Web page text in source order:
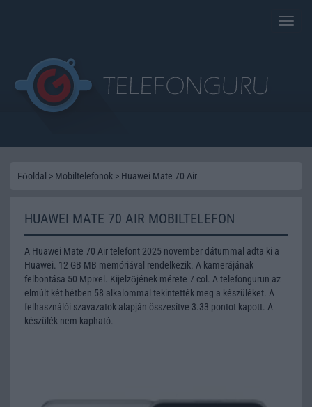
Toggle
Főoldal > Mobiltelefonok > Huawei Mate 70 Air
HUAWEI MATE 70 AIR MOBILTELEFON
A Huawei Mate 70 Air telefont 2025 november dátummal adta ki a
Huawei. 12 GB MB memóriával rendelkezik. A kamerájának
felbontása 50 Mpixel. Kijelzőjének mérete 7 col. A telefongurun az
elmúlt két hétben 58 alkalommal tekintették meg a készüléket. A
felhasználói szavazatok alapján összesítve 3.33 pontot kapott. A
készülék nem kapható.